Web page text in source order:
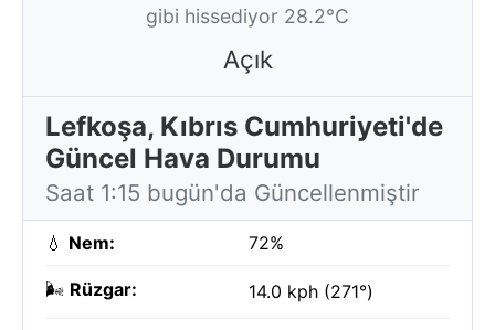
gibi hissediyor 28.2°C
Açık
Lefkoşa, Kıbrıs Cumhuriyeti'de
Güncel Hava Durumu
Saat 1:15 bugün'da Güncellenmiştir
💧 Nem: 72%
🌬️ Rüzgar: 14.0 kph (271°)